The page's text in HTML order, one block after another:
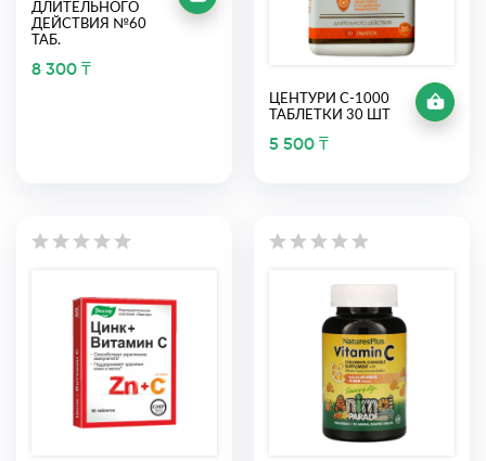
ДЛИТЕЛЬНОГО
ДЕЙСТВИЯ №60
ТАБ.
8 300 ₸
ЦЕНТУРИ С-1000
ТАБЛЕТКИ 30 ШТ
5 500 ₸